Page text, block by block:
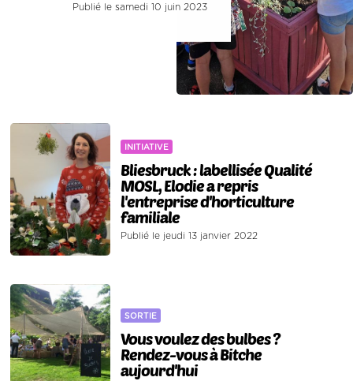
Publié le samedi 10 juin 2023
INITIATIVE
Bliesbruck : labellisée Qualité
MOSL, Elodie a repris
l'entreprise d'horticulture
familiale
Publié le jeudi 13 janvier 2022
SORTIE
Vous voulez des bulbes ?
Rendez-vous à Bitche
aujourd'hui